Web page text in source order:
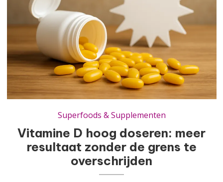
Vitamine D hoog doseren: meer resultaat zonder de grens te overschrijden
Superfoods & Supplementen
Vitamine D hoog doseren: meer
resultaat zonder de grens te
overschrijden